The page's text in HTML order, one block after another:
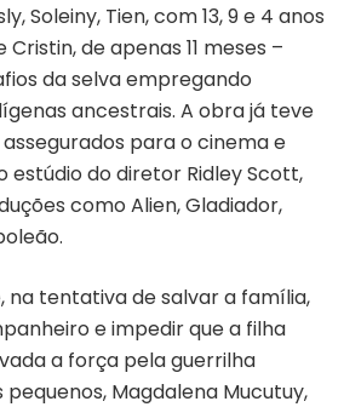
Soleiny, Tien, com 13, 9 e 4 anos
de apenas 11 meses –
da selva empregando
ancestrais. A obra já teve
para o cinema e
estúdio do diretor Ridley Scott,
como Alien, Gladiador,
na tentativa de salvar a família,
e impedir que a filha
a força pela guerrilha
Magdalena Mucutuy,